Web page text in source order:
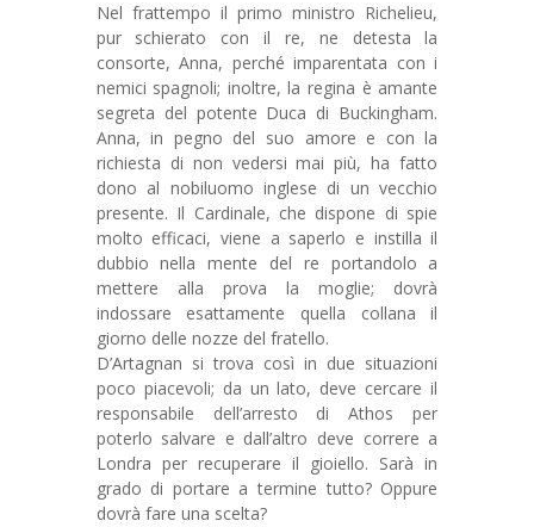
Nel frattempo il primo ministro Richelieu,
pur schierato con il re, ne detesta la
consorte, Anna, perché imparentata con i
nemici spagnoli; inoltre, la regina è amante
segreta del potente Duca di Buckingham.
Anna, in pegno del suo amore e con la
richiesta di non vedersi mai più, ha fatto
dono al nobiluomo inglese di un vecchio
presente. Il Cardinale, che dispone di spie
molto efficaci, viene a saperlo e instilla il
dubbio nella mente del re portandolo a
mettere alla prova la moglie; dovrà
indossare esattamente quella collana il
giorno delle nozze del fratello.
D’Artagnan si trova così in due situazioni
poco piacevoli; da un lato, deve cercare il
responsabile dell’arresto di Athos per
poterlo salvare e dall’altro deve correre a
Londra per recuperare il gioiello. Sarà in
grado di portare a termine tutto? Oppure
dovrà fare una scelta?